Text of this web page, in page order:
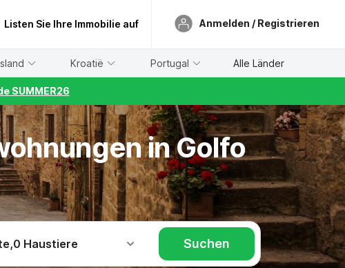
Listen Sie Ihre Immobilie auf Anmelden / Registrieren
Kroatië Portugal Alle Länder
SUMMER26
in Golfo
,0 Haustiere Suchen